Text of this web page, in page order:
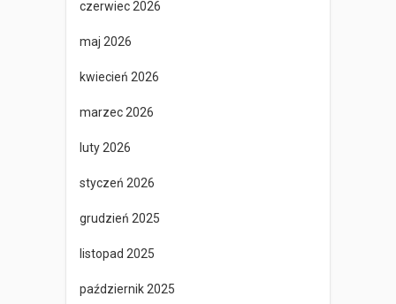
czerwiec 2026
maj 2026
kwiecień 2026
marzec 2026
luty 2026
styczeń 2026
grudzień 2025
listopad 2025
październik 2025